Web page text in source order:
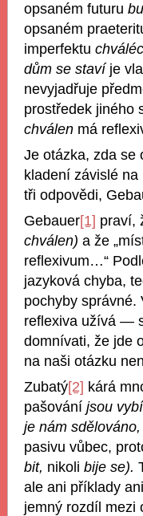
opsaném futuru
opsaném
imperfektu
dům se stavíje
nevyjadřuje
prostředek jiného
chválen má
Je otázka, zda se
kladení závislé
tři odpovědi,
Gebauer[1] praví,
chválen) a že
reflexivum…“
jazyková chyba,
pochyby správné.
reflexiva užívá —
domnívati, že jde
na naši otázku
Zubatý[2] kárá
pašování jsou
je nám sdělováno,
pasivu vůbec,
bit, nikoli bije se).
ale ani příklady
jemný rozdíl mezi